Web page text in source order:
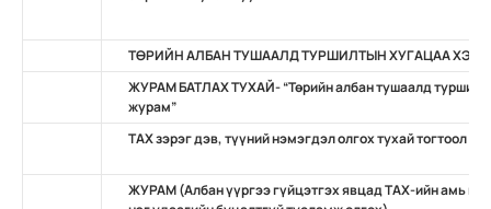
ТӨРИЙН АЛБАН ТУШААЛД ТУРШИЛТЫН ХУГАЦАА
ЖУРАМ БАТЛАХ ТУХАЙ- “Төрийн албан тушаалд
журам”
ТАХ зэрэг дэв, түүний нэмэгдэл олгох тухай тогтоол
ЖУРАМ (Албан үүргээ гүйцэтгэх явцад TAХ-ийн амь